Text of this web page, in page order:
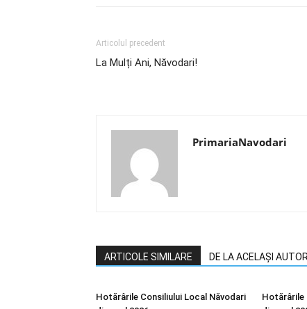
Articolul precedent
La Mulți Ani, Năvodari!
PrimariaNavodari
ARTICOLE SIMILARE DE LA ACELAȘI AUTOR
Hotărârile Consiliului Local Năvodari
Hotărârile